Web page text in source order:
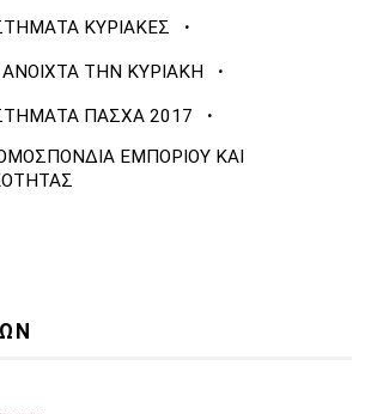
ΚΥΡΙΑΚΕΣ ·
ΤΗΝ ΚΥΡΙΑΚΗ ·
ΠΑΣΧΑ 2017 ·
ΕΜΠΟΡΙΟΥ ΚΑΙ